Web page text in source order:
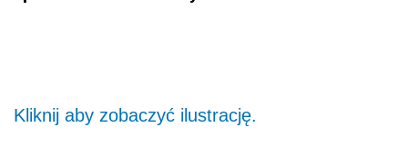
Kliknij aby zobaczyć ilustrację.